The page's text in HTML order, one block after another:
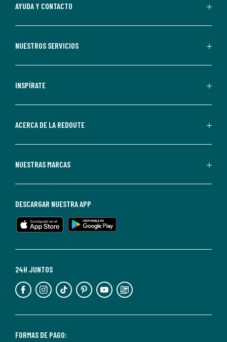
aceptas
comerciales
personalizadas
parte
Redoute.
de
en
cualquier
Para
información,
puedes
nuestra
AYUDA Y CONTACTO
NUESTROS SERVICIOS
INSPÍRATE
ACERCA DE LA REDOUTE
NUESTRAS MARCAS
FORMAS DE PAGO:
24H JUNTOS
DESCARGAR NUESTRA APP